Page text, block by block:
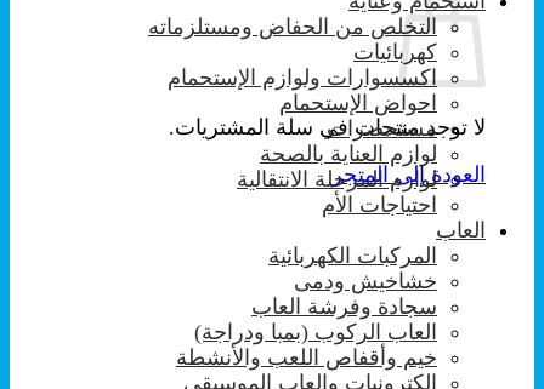
لا توجد منتجات في سلة المشتريات.
العودة إلى المتجر
التخلص من الحفاض ومستلزماته
كهربائيات
اكسسوارات ولوازم الإستحمام
احواض الإستحمام
مستحضرات
لوازم العناية بالصحة
لوازم المرحلة الانتقالية
احتياجات الأم
العاب
المركبات الكهربائية
خشاخيش ودمى
سجادة وفرشة العاب
العاب الركوب (بمبا ودراجة)
خيم وأقفاص اللعب والأنشطة
الكترونيات والعاب الموسيقى